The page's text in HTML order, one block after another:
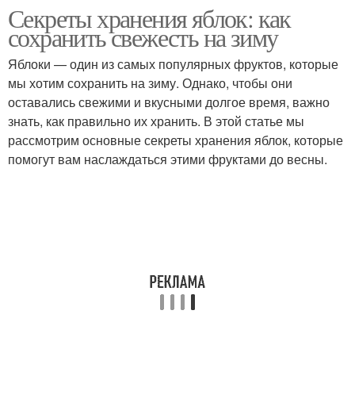
Секреты хранения яблок: как
сохранить свежесть на зиму
Яблоки — один из самых популярных фруктов, которые
мы хотим сохранить на зиму. Однако, чтобы они
оставались свежими и вкусными долгое время, важно
знать, как правильно их хранить. В этой статье мы
рассмотрим основные секреты хранения яблок, которые
помогут вам наслаждаться этими фруктами до весны.